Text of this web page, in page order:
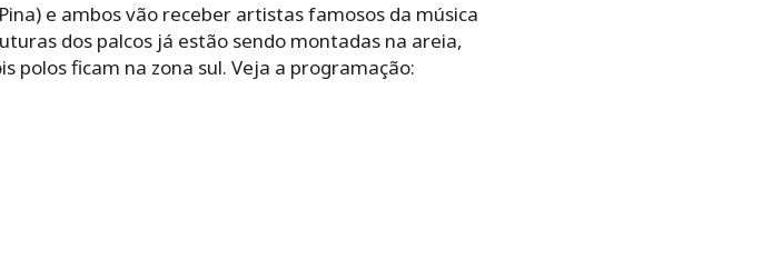
e ambos vão receber artistas famosos da música
dos palcos já estão sendo montadas na areia,
polos ficam na zona sul. Veja a programação: